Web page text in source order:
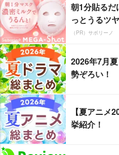
朝1分貼るだ
っとうるツ
（PR）サボリーノ
2026年7月
勢ぞろい！
【夏アニメ
挙紹介！